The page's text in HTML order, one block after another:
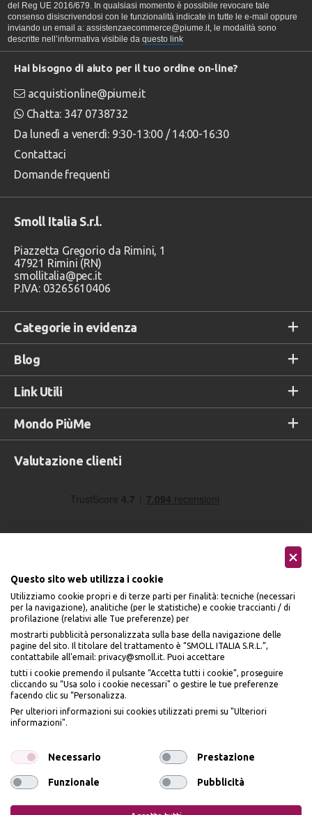
del Reg UE 2016/679. In qualsiasi momento è possibile revocare tale
consenso disiscrivendosi con le funzionalità indicate in tutte le e-mail oppure
inviando un email a: assistenzaecommerce@piume.it, le modalità sono
descritte nell’informativa visibile da questo link
Categorie in evidenza
Blog
Link Utili
Mondo PiùMe
Hai bisogno di aiuto per il tuo ordine on-line?
acquistionline@piume.it
Chatta: 347 0738732
Da lunedì a venerdì: 9:30-13:00 / 14:00-16:30
Contattaci
Domande frequenti
Smoll Italia S.r.l.
Piazzetta Gregorio da Rimini, 1
47921 Rimini (RN)
smollitalia@pec.it
P.IVA: 03265610406
Valutazione clienti
Accettiamo
Seguici sui social
Privacy Policy Cookie Policy
Questo sito web utilizza i cookie
Utilizziamo cookie propri e di terze parti per finalità: tecniche (necessari
per la navigazione), analitiche (per le statistiche) e cookie traccianti / di
profilazione (relativi alle Tue preferenze) per
mostrarti pubblicità personalizzata sulla base della navigazione delle
pagine del sito. Il titolare del trattamento è “SMOLL ITALIA S.R.L.”,
contattabile all'email: privacy@smoll.it. Puoi accettare
tutti i cookie premendo il pulsante “Accetta tutti i cookie”, proseguire
cliccando su “Usa solo i cookie necessari" o gestire le tue preferenze
facendo clic su “Personalizza.
Per ulteriori informazioni sui cookies utilizzati premi su "Ulteriori
informazioni".
Necessario Prestazione
Funzionale Pubblicità
BENVENUTO DA
PIÙME
IL10% DI SCONTO
dell’art. 13 del Reg UE 2016/679 e presto il mio consenso a ricevere email
promozionali. In qualsiasi momento è possibile revocare il consenso